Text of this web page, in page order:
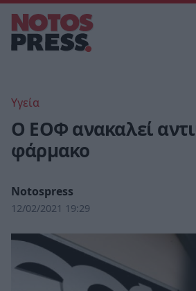
Υγεία
O ΕΟΦ ανακαλεί
φάρμακο
Notospress
12/02/2021 19:29